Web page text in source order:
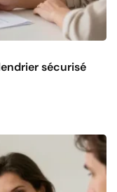
sécurisé